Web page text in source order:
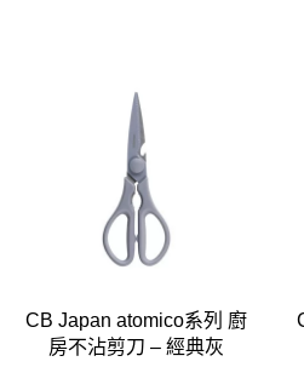
CB Japan atomico系列 廚
房不沾剪刀 – 經典灰